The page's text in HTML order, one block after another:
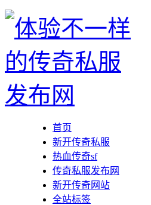
首页
新开传奇私服
热血传奇sf
传奇私服发布网
新开传奇网站
全站标签